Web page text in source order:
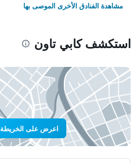
مشاهدة الفنادق الأخرى الموصى بها
استكشف كابي تاون
اعرض على الخريطة